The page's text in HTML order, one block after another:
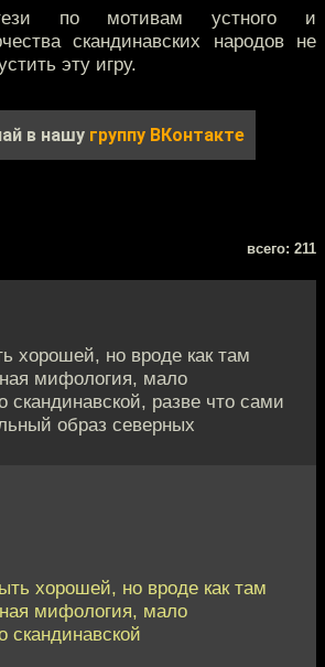
по мотивам устного и
скандинавских народов не
эту игру.
в нашу группу ВКонтакте
всего: 211
хорошей, но вроде как там
мифология, мало
скандинавской, разве что сами
образ северных
хорошей, но вроде как там
мифология, мало
скандинавской